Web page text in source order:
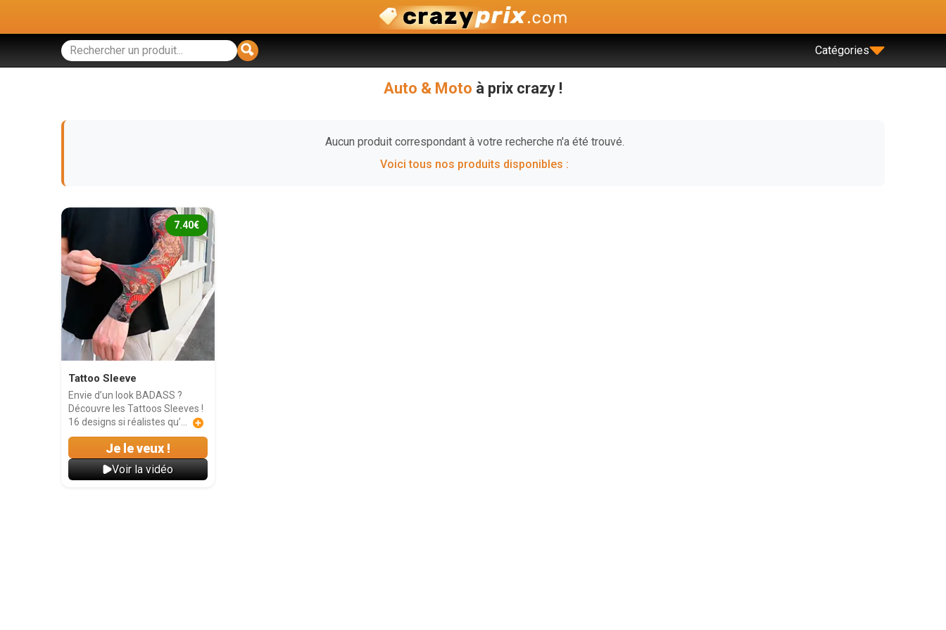
Catégories
Auto & Moto à prix crazy !
Aucun produit correspondant à votre recherche n'a été trouvé.
Voici tous nos produits disponibles :
7.40€
Tattoo Sleeve
Envie d’un look BADASS ?
Découvre les Tattoos Sleeves !
16 designs si réalistes qu’...
Je le veux !
Voir la vidéo